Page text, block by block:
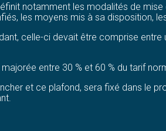
notamment les modalités de
les moyens mis à sa disposition,
celle-ci devait être comprise entre
entre 30 % et 60 % du tarif
et ce plafond, sera fixé dans le